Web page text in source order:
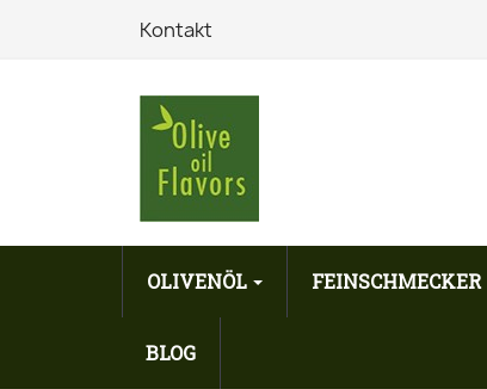
Kontakt
OLIVENÖL FEINSCHMECKER
BLOG